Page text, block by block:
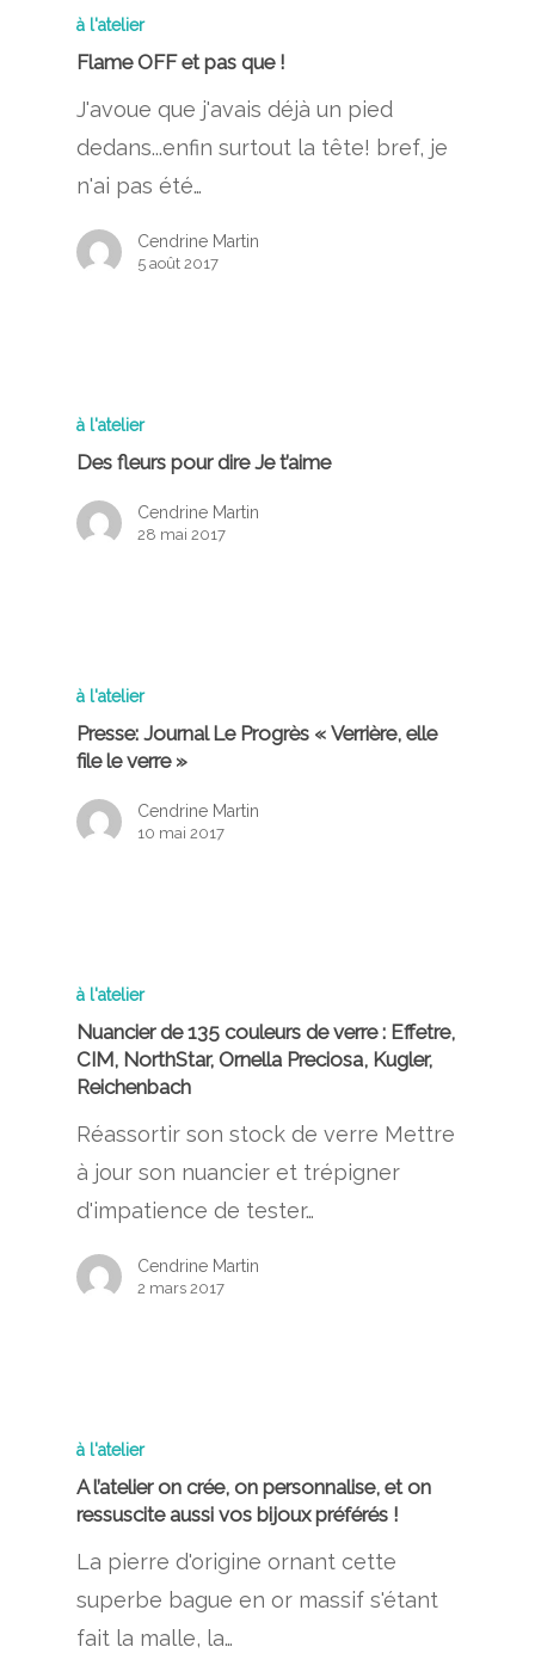
à l'atelier
Flame OFF et pas que !
J'avoue que j'avais déjà un pied
dedans...enfin surtout la tête! bref, je
n'ai pas été…
Cendrine Martin
5 août 2017
à l'atelier
Des fleurs pour dire Je t’aime
Cendrine Martin
28 mai 2017
à l'atelier
Presse: Journal Le Progrès « Verrière, elle
file le verre »
Cendrine Martin
10 mai 2017
à l'atelier
Nuancier de 135 couleurs de verre : Effetre,
CIM, NorthStar, Ornella Preciosa, Kugler,
Reichenbach
Réassortir son stock de verre Mettre
à jour son nuancier et trépigner
d'impatience de tester…
Cendrine Martin
2 mars 2017
à l'atelier
A l’atelier on crée, on personnalise, et on
ressuscite aussi vos bijoux préférés !
La pierre d'origine ornant cette
superbe bague en or massif s'étant
fait la malle, la…